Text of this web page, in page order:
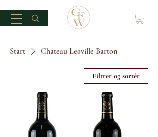
Start Chateau Leoville Barton
Filtrer og sortér